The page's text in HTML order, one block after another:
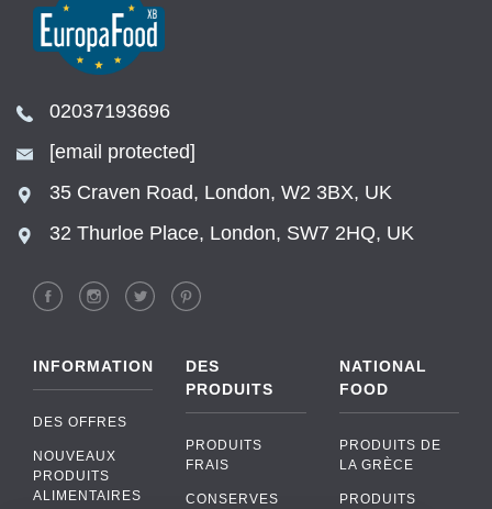
02037193696
[email protected]
35 Craven Road, London, W2 3BX, UK
32 Thurloe Place, London, SW7 2HQ, UK
INFORMATION
DES OFFRES
NOUVEAUX
PRODUITS
ALIMENTAIRES
DES
PRODUITS
PRODUITS
FRAIS
CONSERVES
NATIONAL
FOOD
PRODUITS DE
LA GRÈCE
PRODUITS